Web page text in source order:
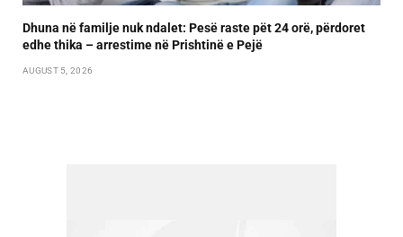
Dhuna në familje nuk ndalet: Pesë raste pët 24 orë, përdoret
edhe thika – arrestime në Prishtinë e Pejë
AUGUST 5, 2026